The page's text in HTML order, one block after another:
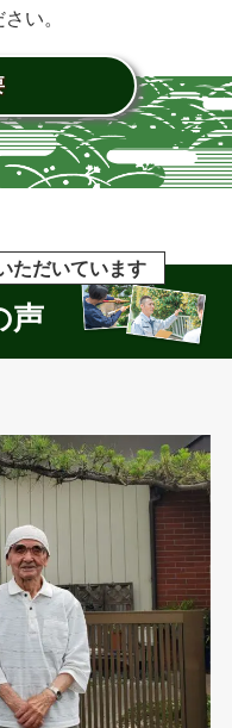
い。
ただいています
声